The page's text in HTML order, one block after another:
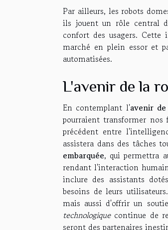
Par ailleurs, les robots
ils jouent un rôle central
confort des usagers. Cette
marché en plein essor et
automatisées.
L'avenir de la
En contemplant l'avenir
pourraient transformer nos
précédent entre
assistera dans des tâches
embarquée, qui permettra
rendant l'interaction
inclure des assistants
besoins de leurs
mais aussi d'offrir un
technologiquecontinue de
seront des partenaires